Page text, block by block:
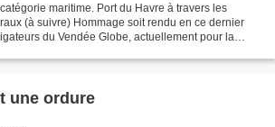
maritime. Port du Havre à travers les
(à suivre) Hommage soit rendu en ce dernier
du Vendée Globe, actuellement pour la
une ordure